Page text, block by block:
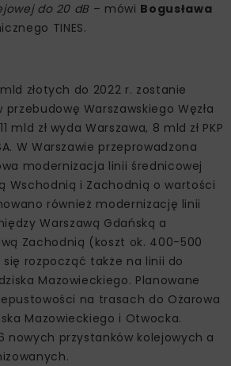
do 20 dB – mówi Bogusława
TINES.
złotych do 2022 r. zostanie
Warszawskiego Węzła
mld zł wyda Warszawa, 8 mld zł PKP
W Warszawie przeprowadzona
modernizacja linii średnicowej
Wschodnią i Zachodnią o wartości
również modernizację linii
Warszawą Gdańską a
Zachodnią (koszt ok. 400-500
się rozpocząć także na linii do
Mazowieckiego. Planowane
na trasach do Ożarowa
Mazowieckiego i Otwocka.
nowych przystanków kolejowych a